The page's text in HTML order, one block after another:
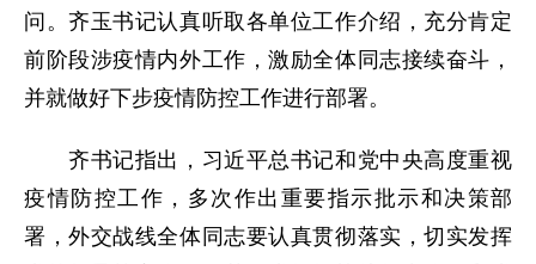
问。齐玉书记认真听取各单位工作介绍，充分肯定
前阶段涉疫情内外工作，激励全体同志接续奋斗，
并就做好下步疫情防控工作进行部署。
齐书记指出，习近平总书记和党中央高度重视
疫情防控工作，多次作出重要指示批示和决策部
署，外交战线全体同志要认真贯彻落实，切实发挥